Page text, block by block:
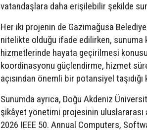
vatandaşlara daha erişilebilir şekilde
Her iki projenin de Gazimağusa
nitelikte olduğu ifade edilirken, sunuma
hizmetlerinde hayata geçirilmesi
koordinasyonu güçlendirme, hizmet
açısından önemli bir potansiyel
Sunumda ayrıca, Doğu Akdeniz
şikâyet yönetimi projesinin uluslararası
2026 IEEE 50. Annual Computers,